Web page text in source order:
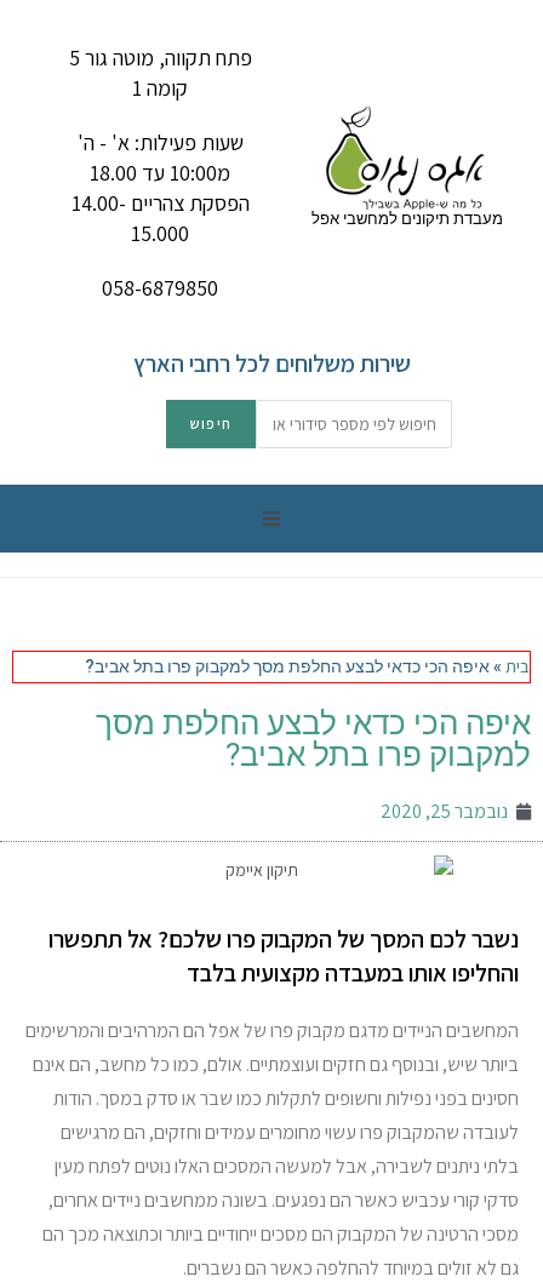
מעבדת תיקונים למחשבי אפל
פתח תקווה, מוטה גור 5
קומה 1
שעות פעילות: א' - ה'
מ10:00 עד 18.00
הפסקת צהריים 14.00-
15.000
058-6879850
שירות משלוחים לכל רחבי הארץ
iPad
אביזרים לApple
חלקים למק | Apple
שירות תיקונים למכשירי אפל
מדריכים
יצירת קשר
בית » איפה הכי כדאי לבצע החלפת מסך למקבוק פרו בתל אביב?
איפה הכי כדאי לבצע החלפת מסך
למקבוק פרו בתל אביב?
נובמבר 25, 2020
נשבר לכם המסך של המקבוק פרו שלכם? אל תתפשרו
והחליפו אותו במעבדה מקצועית בלבד
המחשבים הניידים מדגם מקבוק פרו של אפל הם המרהיבים והמרשימים
ביותר שיש, ובנוסף גם חזקים ועוצמתיים. אולם, כמו כל מחשב, הם אינם
חסינים בפני נפילות וחשופים לתקלות כמו שבר או סדק במסך. הודות
לעובדה שהמקבוק פרו עשוי מחומרים עמידים וחזקים, הם מרגישים
בלתי ניתנים לשבירה, אבל למעשה המסכים האלו נוטים לפתח מעין
סדקי קורי עכביש כאשר הם נפגעים. בשונה ממחשבים ניידים אחרים,
מסכי הרטינה של המקבוק הם מסכים ייחודיים ביותר וכתוצאה מכך הם
גם לא זולים במיוחד להחלפה כאשר הם נשברים.